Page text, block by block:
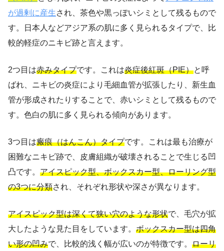
が過剰に産生され、茶色や黒っぽいシミとして残るもので
す。日本人などアジア系の肌に多く見られるタイプで、比
較的軽症のニキビ跡と言えます。
2つ目は赤みタイプです。これは炎症後紅斑（PIE）と呼
ばれ、ニキビの炎症により毛細血管が拡張したり、新生血
管が形成されたりすることで、赤いシミとして残るもので
す。色白の肌に多く見られる傾向があります。
3つ目は瘢痕（はんこん）タイプです。これは最も治療が
困難なニキビ跡で、皮膚組織が破壊されることで生じる凹
凸です。 アイスピック型、ボックスカー型、ローリング型
の3つに分類され、それぞれ形状や深さが異なります。
アイスピック型は深くて狭い穴のような形状で、毛穴が拡
大したような見た目をしています。 ボックスカー型は四角
い形の凹みで、比較的浅く幅が広いのが特徴です。 ローリ